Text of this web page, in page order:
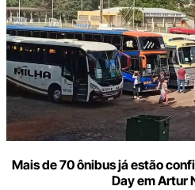
Mais de 70 ônibus já estão
Day em Artur